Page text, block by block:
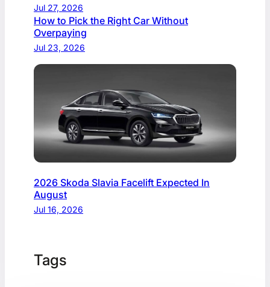
Jul 27, 2026
How to Pick the Right Car Without
Overpaying
Jul 23, 2026
2026 Skoda Slavia Facelift Expected In
August
Jul 16, 2026
Tags